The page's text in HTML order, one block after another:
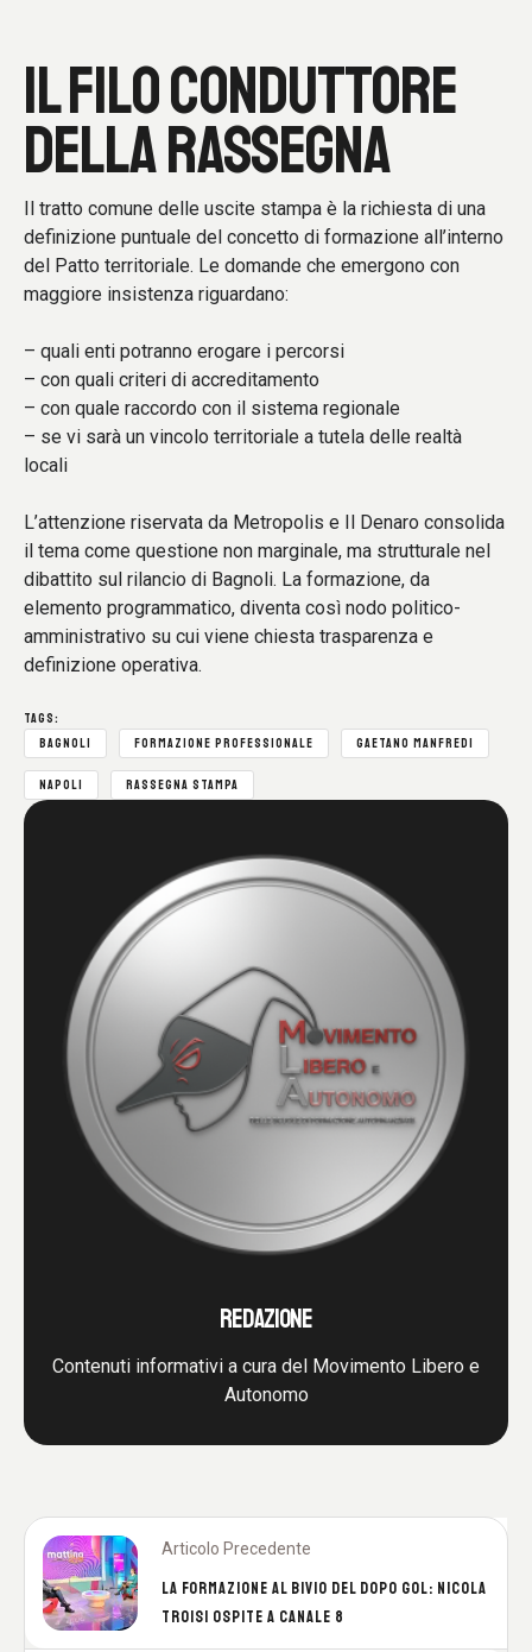
IL FILO CONDUTTORE
DELLA RASSEGNA
Il tratto comune delle uscite stampa è la richiesta di una
definizione puntuale del concetto di formazione all’interno
del Patto territoriale. Le domande che emergono con
maggiore insistenza riguardano:
– quali enti potranno erogare i percorsi
– con quali criteri di accreditamento
– con quale raccordo con il sistema regionale
– se vi sarà un vincolo territoriale a tutela delle realtà
locali
L’attenzione riservata da Metropolis e Il Denaro consolida
il tema come questione non marginale, ma strutturale nel
dibattito sul rilancio di Bagnoli. La formazione, da
elemento programmatico, diventa così nodo politico-
amministrativo su cui viene chiesta trasparenza e
definizione operativa.
TAGS:
BAGNOLI
FORMAZIONE PROFESSIONALE GAETANO MANFREDI
NAPOLI RASSEGNA STAMPA
REDAZIONE
Contenuti informativi a cura del Movimento Libero e
Autonomo
Articolo Precedente
LA FORMAZIONE AL BIVIO DEL DOPO GOL: NICOLA
TROISI OSPITE A CANALE 8